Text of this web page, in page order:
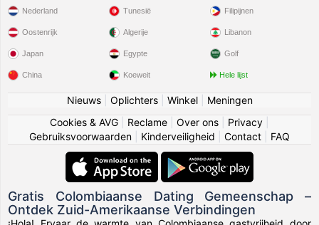
Nederland
Oostenrijk
Japan
China
Tunesië
Algerije
Egypte
Koeweit
Filipijnen
Libanon
Golf
Hele lijst
Nieuws| Oplichters| Winkel| Meningen
Cookies & AVG
Reclame Over ons Privacy
Gebruiksvoorwaarden
Kinderveiligheid Contact FAQ
Gratis Colombiaanse Dating Gemeenschap –
Ontdek Zuid-Amerikaanse Verbindingen